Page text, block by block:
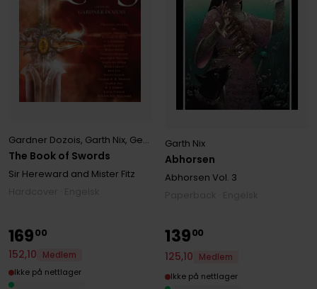
The Book of Swords
Gardner Dozois, Garth Nix, George R. R. Martin
Sir Hereward and Mister Fitz
Abhorsen
Garth Nix
Abhorsen Vol. 3
16900
152,10
Medlem
Ikke på nettlager
13900
125,10
Medlem
Ikke på nettlager